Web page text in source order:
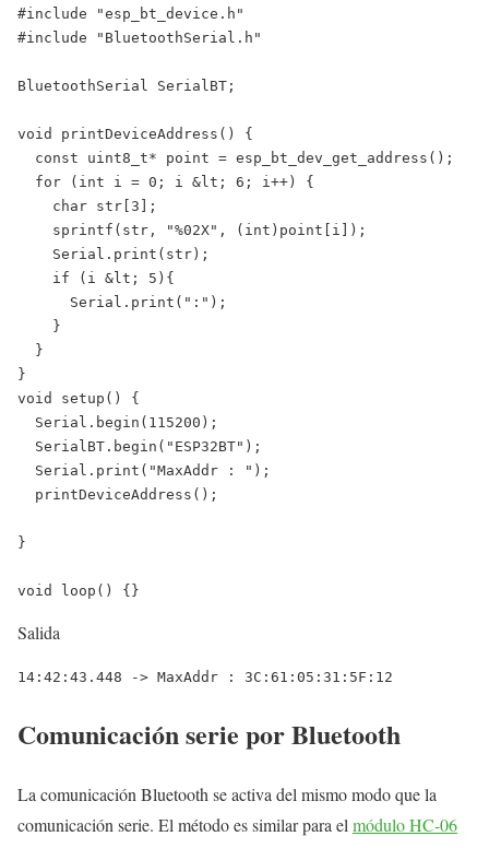
#include "esp_bt_device.h"
#include "BluetoothSerial.h"
BluetoothSerial SerialBT;
void printDeviceAddress() {
  const uint8_t* point = esp_bt_dev_get_address();
  for (int i = 0; i &lt; 6; i++) {
    char str[3];
    sprintf(str, "%02X", (int)point[i]);
    Serial.print(str);
    if (i &lt; 5){
      Serial.print(":");
    }
  }
}
void setup() {
  Serial.begin(115200);
  SerialBT.begin("ESP32BT");
  Serial.print("MaxAddr : ");
  printDeviceAddress();
}
void loop() {}
Salida
14:42:43.448 -> MaxAddr : 3C:61:05:31:5F:12
Comunicación serie por Bluetooth
La comunicación Bluetooth se activa del mismo modo que la
comunicación serie. El método es similar para elmódulo HC-06